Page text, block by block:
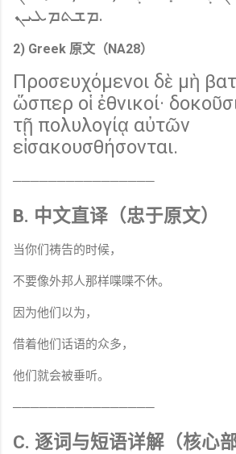
ܡܫܬܡܥܝܢ.
2) Greek 原文（NA28）
Προσευχόμενοι δὲ μὴ
ὥσπερ οἱ ἐθνικοί·
τῇ πολυλογίᾳ αὐτῶν
εἰσακουσθήσονται.
────────────────
B. 中文直译（忠于原文）
当你们祷告的时候，
不要像外邦人那样喋喋不休。
因为他们以为，
借着他们话语的众多，
他们就会被垂听。
────────────────
C. 逐词与短语详解（核心部